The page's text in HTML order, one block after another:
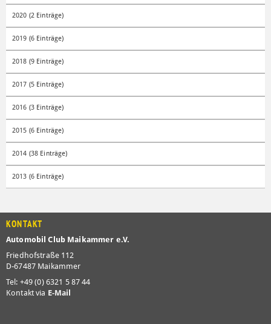
2020 (2 Einträge)
2019 (6 Einträge)
2018 (9 Einträge)
2017 (5 Einträge)
2016 (3 Einträge)
2015 (6 Einträge)
2014 (38 Einträge)
2013 (6 Einträge)
KONTAKT
Automobil Club Maikammer e.V.
Friedhofstraße 112
D-67487 Maikammer
Tel: +49 (0) 6321 5 87 44
Kontakt via E-Mail